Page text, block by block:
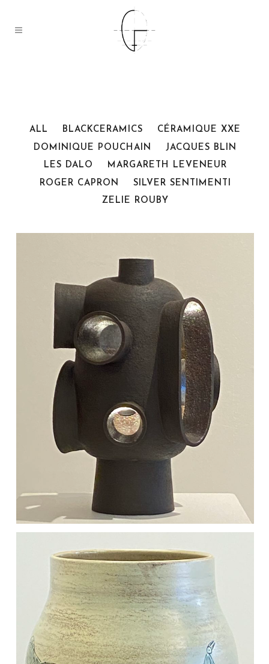
ALL BLACKCERAMICS
CÉRAMIQUE XXE
DOMINIQUE POUCHAIN
JACQUES BLIN
LES DALO
MARGARETH LEVENEUR
ROGER CAPRON
SILVER SENTIMENTI
ZELIE ROUBY